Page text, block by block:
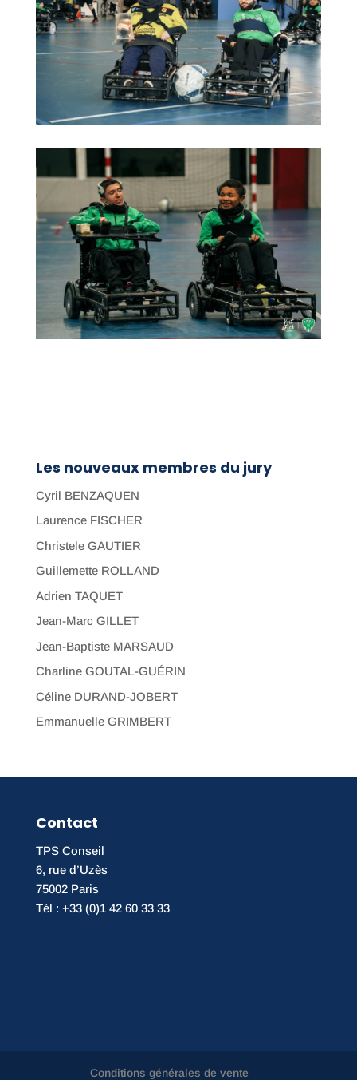
Les nouveaux membres du jury
Cyril BENZAQUEN
Laurence FISCHER
Christele GAUTIER
Guillemette ROLLAND
Adrien TAQUET
Jean-Marc GILLET
Jean-Baptiste MARSAUD
Charline GOUTAL-GUÉRIN
Céline DURAND-JOBERT
Emmanuelle GRIMBERT
Contact
TPS Conseil
6, rue d’Uzès
75002 Paris
Tél : +33 (0)1 42 60 33 33
Conditions générales de vente